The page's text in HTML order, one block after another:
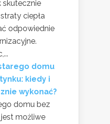
skutecznie
ciepła
odpowiednie
domu
kiedy i
wykonać?
domu bez
możliwe